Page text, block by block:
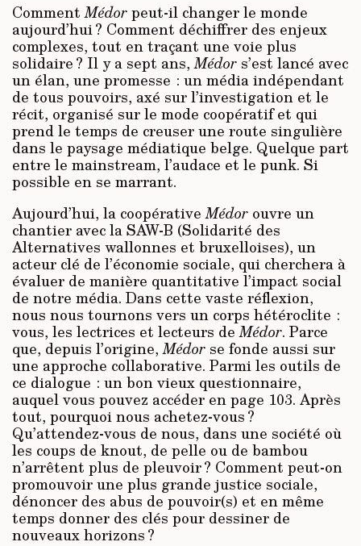
CommentMédorpeut-il changer le monde
aujourd’hui ? Comment déchiffrer des enjeux
complexes, tout en traçant une voie plus
solidaire ? Il y a sept ans,Médor s’est lancé avec
un élan, une promesse : un média indépendant
de tous pouvoirs, axé sur l’investigation et le
récit, organisé sur le mode coopératif et qui
prend le temps de creuser une route singulière
dans le paysage médiatique belge. Quelque part
entre le mainstream, l’audace et le punk. Si
possible en se marrant.
Aujourd’hui, la coopérativeMédor ouvre un
chantier avec la SAW-B (Solidarité des
Alternatives wallonnes et bruxelloises), un
acteur clé de l’économie sociale, qui cherchera à
évaluer de manière quantitative l’impact social
de notre média. Dans cette vaste réflexion,
nous nous tournons vers un corps hétéroclite :
vous, les lectrices et lecteurs deMédor. Parce
que, depuis l’origine,Médor se fonde aussi sur
une approche collaborative. Parmi les outils de
ce dialogue : un bon vieux questionnaire,
auquel vous pouvez accéder en page 103. Après
tout, pourquoi nous achetez-vous ?
Qu’attendez-vous de nous, dans une société où
les coups de knout, de pelle ou de bambou
n’arrêtent plus de pleuvoir ? Comment peut-on
promouvoir une plus grande justice sociale,
dénoncer des abus de pouvoir(s) et en même
temps donner des clés pour dessiner de
nouveaux horizons ?